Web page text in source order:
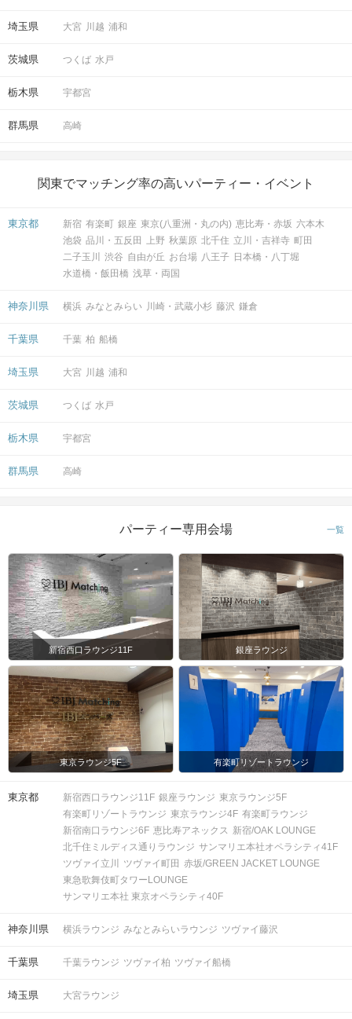
開催場所
マップ・アクセス案内を見る
注意事項
人数
8対8程度で進行予定。（最少開催人
数：4対4）
※募集締め切り以降のキャンセルによ
っては男女差が変動する場合がござい
ます。
スマートフォン・顔写真付きの身分証
（運転免許証、マイナンバーカード、
パスポートなど）
お食事
飲み物
ソフトドリンク付き
服装 清潔感のある服装でお越しください。
注意事項
＜QRコード受付について＞
・受付前に以下①②をご対応のうえ、
ご来場ください。
完了していない場合は、ご参加いた
だけません。
①公式アプリのダウンロード ・ログイ
ン
キャンセル
ご予約手続き完了後、お客様都合によ
埼玉県 大宮 川越 浦和
茨城県 つくば 水戸
栃木県 宇都宮
群馬県 高崎
関東でマッチング率の高いパーティー・イベント
東京都 新宿 有楽町 銀座 東京(八重洲・丸の内) 恵比寿・赤坂 六本木
池袋 品川・五反田 上野 秋葉原 北千住 立川・吉祥寺 町田
二子玉川
渋谷 自由が丘 お台場 八王子 日本橋・八丁堀
水道橋・飯田橋 浅草・両国
神奈川県 横浜 みなとみらい 川崎・武蔵小杉 藤沢 鎌倉
千葉県 千葉 柏 船橋
埼玉県 大宮 川越 浦和
茨城県 つくば 水戸
栃木県 宇都宮
群馬県 高崎
パーティー専用会場 一覧
新宿西口ラウンジ11F 銀座ラウンジ
東京ラウンジ5F 有楽町リゾートラウンジ
東京都 新宿西口ラウンジ11F 銀座ラウンジ 東京ラウンジ5F
有楽町リゾートラウンジ 東京ラウンジ4F 有楽町ラウンジ
新宿南口ラウンジ6F 恵比寿アネックス 新宿/OAK LOUNGE
北千住ミルディス通りラウンジ サンマリエ本社オペラシティ41F
ツヴァイ立川
ツヴァイ町田 赤坂/GREEN JACKET LOUNGE
東急歌舞伎町タワーLOUNGE
サンマリエ本社 東京オペラシティ40F
神奈川県 横浜ラウンジ みなとみらいラウンジ ツヴァイ藤沢
千葉県 千葉ラウンジ ツヴァイ柏 ツヴァイ船橋
埼玉県 大宮ラウンジ